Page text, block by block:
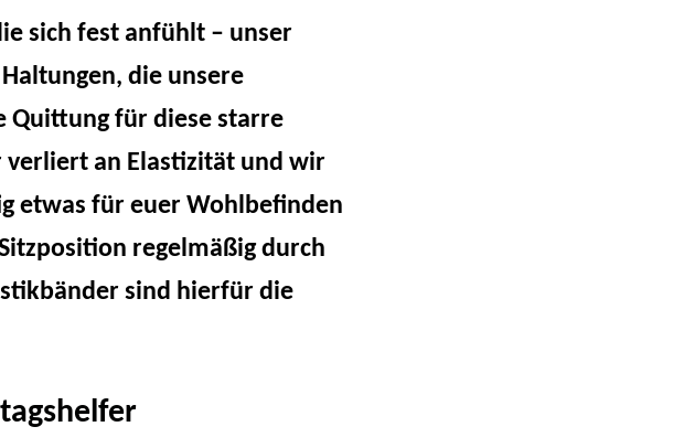
sich fest anfühlt – unser
die unsere
Quittung für diese starre
an Elastizität und wir
etwas für euer Wohlbefinden
regelmäßig durch
sind hierfür die